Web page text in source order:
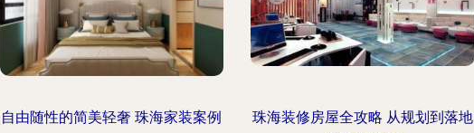
自由随性的简美轻奢 珠海家装案例
珠海装修房屋全攻略 从规划到落地